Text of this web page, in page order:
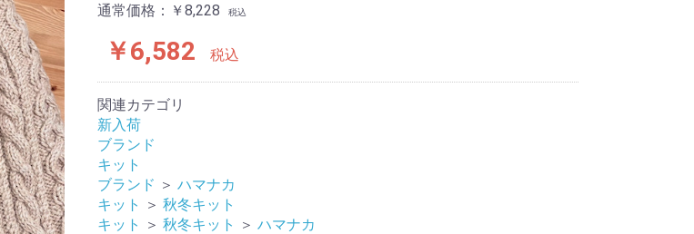
通常価格： ￥8,228 税込
￥6,582 税込
関連カテゴリ
新入荷
ブランド
キット
ブランド ＞ ハマナカ
キット
＞ 秋冬キット
キット
＞ 秋冬キット ＞ ハマナカ